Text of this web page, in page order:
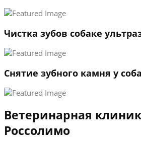
Чистка зубов собаке
Снятие зубного камня у
Ветеринарная
Россолимо